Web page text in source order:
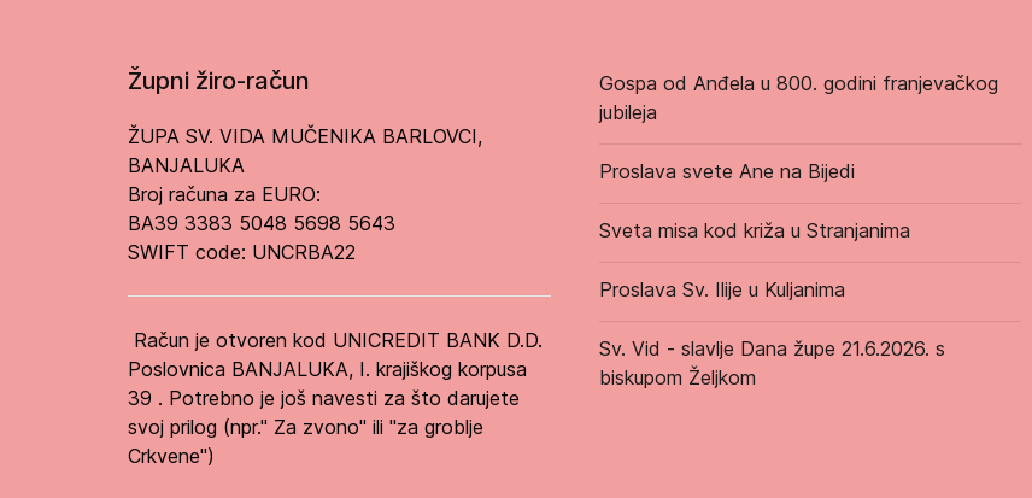
Župni žiro-račun
ŽUPA SV. VIDA MUČENIKA BARLOVCI,
BANJALUKA
Broj računa za EURO:
BA39 3383 5048 5698 5643
SWIFT code: UNCRBA22
Račun je otvoren kod UNICREDIT BANK D.D.
Poslovnica BANJALUKA, I. krajiškog korpusa
39 . Potrebno je još navesti za što darujete
svoj prilog (npr." Za zvono" ili "za groblje
Crkvene")
Gospa od Anđela u 800. godini franjevačkog
jubileja
Proslava svete Ane na Bijedi
Sveta misa kod križa u Stranjanima
Proslava Sv. Ilije u Kuljanima
Sv. Vid - slavlje Dana župe 21.6.2026. s
biskupom Željkom